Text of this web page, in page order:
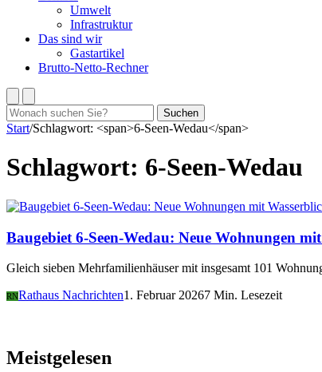
Umwelt
Infrastruktur
Das sind wir
Gastartikel
Brutto-Netto-Rechner
Suchen
nach:
Suchen
Start/Schlagwort: <span>6-Seen-Wedau</span>
Schlagwort: 6-Seen-Wedau
Baugebiet 6-Seen-Wedau: Neue Wohnungen
Gleich sieben Mehrfamilienhäuser mit insgesamt 101
RNRathaus Nachrichten1. Februar 20267 Min. Lesezeit
Meistgelesen